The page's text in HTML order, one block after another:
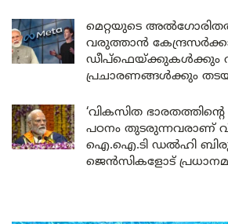
മെറ്റയുടെ
വരുത്താൻ
ഡീപ്‌ഫെയ്ക്കുകൾക്കും
പ്രചാരണങ്ങൾക്കും
‘വികസിത
പഠനം തുടരുന്നവരാണ്
ഐ.ഐ.ടി ഡൽഹി
ജെൻസികളോട്